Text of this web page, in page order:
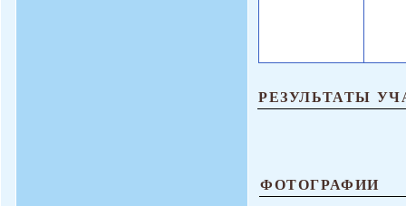
РЕЗУЛЬТАТЫ
ФОТОГРАФИИ